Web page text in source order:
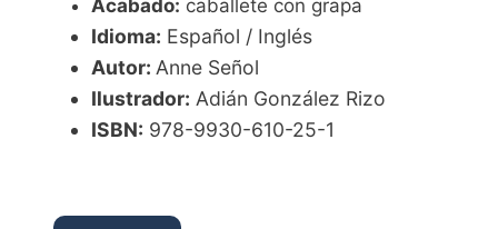
Acabado: caballete con grapa
Idioma: Español / Inglés
Autor: Anne Señol
Ilustrador: Adián González Rizo
ISBN: 978-9930-610-25-1